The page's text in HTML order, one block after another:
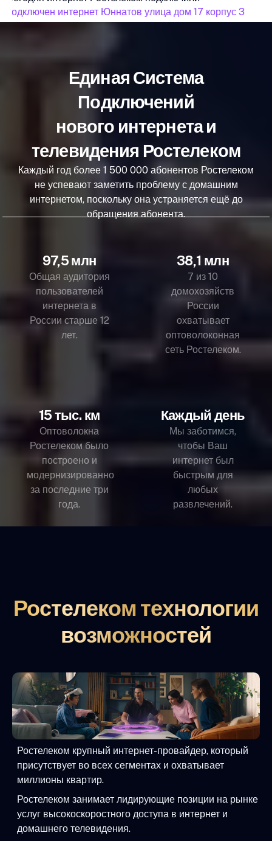
подключен интернет Юннатов улица дом 17 корпус 3
Единая Система
Подключений
нового интернета и
телевидения Ростелеком
Каждый год более 1 500 000 абонентов Ростелеком
не успевают заметить проблему с домашним
интернетом, поскольку она устраняется ещё до
обращения абонента.
97,5 млн
Общая аудитория
пользователей
интернета в
России старше 12
лет.
38,1 млн
7 из 10
домохозяйств
России
охватывает
оптоволоконная
сеть Ростелеком.
15 тыс. км
Оптоволокна
Ростелеком было
построено и
модернизированно
за последние три
года.
Каждый день
Мы заботимся,
чтобы Ваш
интернет был
быстрым для
любых
развлечений.
Ростелеком технологии
возможностей
Ростелеком крупный интернет-провайдер, который
присутствует во всех сегментах и охватывает
миллионы квартир.
Ростелеком занимает лидирующие позиции на рынке
услуг высокоскоростного доступа в интернет и
домашнего телевидения.